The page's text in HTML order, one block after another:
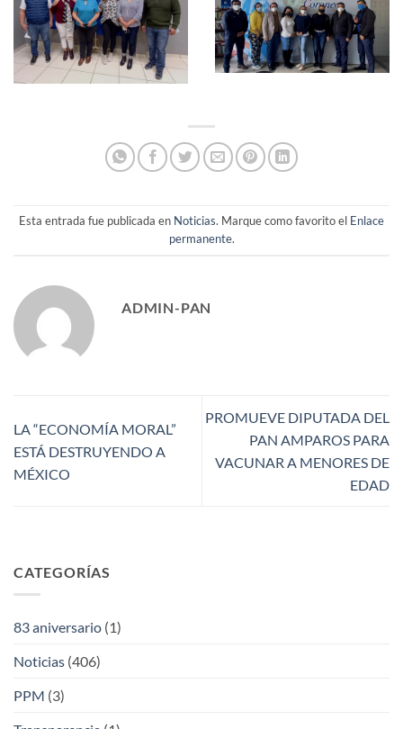
Esta entrada fue publicada en Noticias. Marque como favorito el Enlace
permanente.
ADMIN-PAN
LA “ECONOMÍA MORAL”
ESTÁ DESTRUYENDO A
MÉXICO
PROMUEVE DIPUTADA DEL
PAN AMPAROS PARA
VACUNAR A MENORES DE
EDAD
CATEGORÍAS
83 aniversario (1)
Noticias (406)
PPM (3)